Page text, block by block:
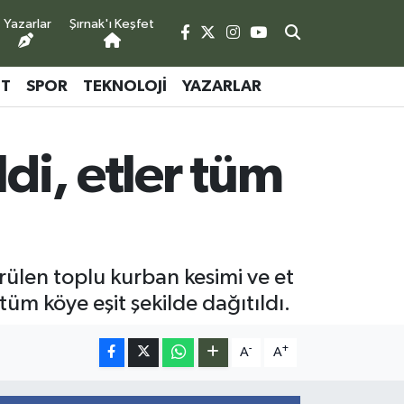
Yazarlar Şırnak'ı Keşfet
SPOR TEKNOLOJI YAZARLAR
etler tüm
toplu kurban kesimi ve et
köye eşit şekilde dağıtıldı.
A- A+